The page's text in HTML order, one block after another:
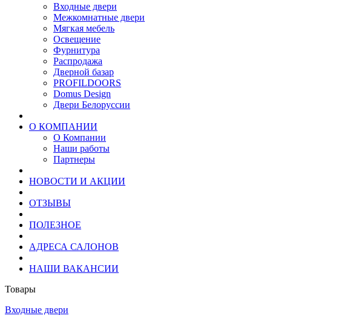
Входные двери
Межкомнатные двери
Мягкая мебель
Освещение
Фурнитура
Распродажа
Дверной базар
PROFILDOORS
Domus Design
Двери Белоруссии
О КОМПАНИИ
О Компании
Наши работы
Партнеры
НОВОСТИ И АКЦИИ
ОТЗЫВЫ
ПОЛЕЗНОЕ
АДРЕСА САЛОНОВ
НАШИ ВАКАНСИИ
Товары
Входные двери